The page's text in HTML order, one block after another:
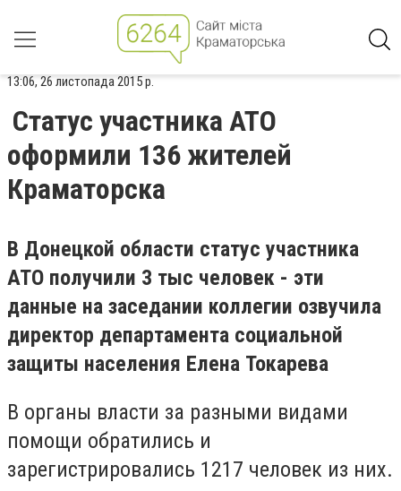
13:06, 26 листопада 2015 р.
Статус участника АТО
оформили 136 жителей
Краматорска
В Донецкой области статус участника
АТО получили 3 тыс человек - эти
данные на заседании коллегии озвучила
директор департамента социальной
защиты населения Елена Токарева
В органы власти за разными видами
помощи обратились и
зарегистрировались 1217 человек из них.